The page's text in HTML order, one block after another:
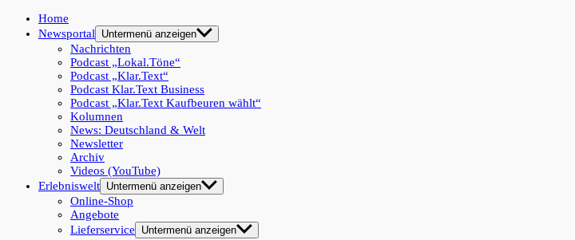
Home
Newsportal
Untermenü anzeigen
Nachrichten
Podcast „Lokal.Töne“
Podcast „Klar.Text“
Podcast Klar.Text Business
Podcast „Klar.Text Kaufbeuren wählt“
Kolumnen
News: Deutschland & Welt
Newsletter
Archiv
Videos (YouTube)
Erlebniswelt Untermenü anzeigen
Online-Shop
Angebote
Lieferservice
Untermenü anzeigen